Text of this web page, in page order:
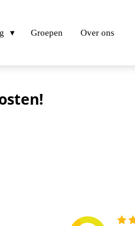
Groepen Over ons